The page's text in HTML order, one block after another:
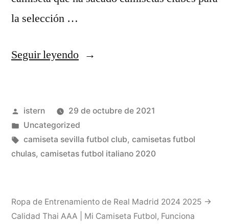
la selección …
Seguir leyendo«Camisetas
Equipos
De
LaLiga,
A,
Publicado
por
istern
29 de octubre de 2021
Publicado
en
Uncategorized
Etiquetas:
camiseta sevilla futbol club, camisetas futbol
chulas, camisetas futbol italiano 2020
Ropa de Entrenamiento de Real Madrid 2024 2025 →
Calidad Thai AAA | Mi Camiseta Futbol, Funciona